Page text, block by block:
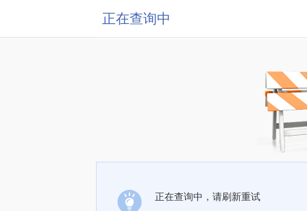
正在查询中
正在查询中，请刷新重试